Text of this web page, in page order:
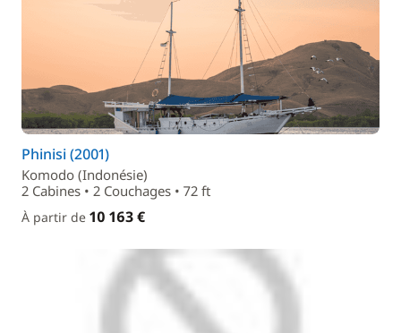
Phinisi (2001)
Komodo (Indonésie)
2 Cabines • 2 Couchages • 72 ft
À partir de 10 163 €